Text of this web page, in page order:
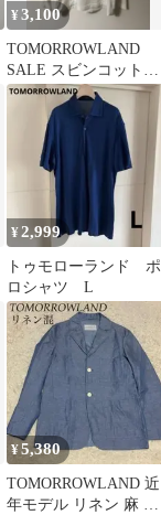
¥3,100
TOMORROWLAND
SALE スビンコットン
クルーネックプルオー
¥2,999
トゥモローランド ポ
ロシャツ L
¥5,380
TOMORROWLAND 近
年モデル リネン 麻 コ